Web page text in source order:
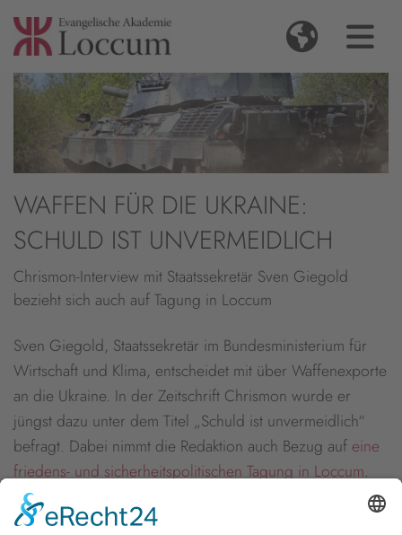
WAFFEN FÜR DIE UKRAINE:
SCHULD IST UNVERMEIDLICH
Chrismon-Interview mit Staatssekretär Sven Giegold
bezieht sich auch auf Tagung in Loccum
Sven Giegold, Staatssekretär im Bundesministerium für
Wirtschaft und Klima, entscheidet mit über Waffenexporte
an die Ukraine. In der Zeitschrift Chrismon wurde er
jüngst dazu unter dem Titel „Schuld ist unvermeidlich“
befragt. Dabei nimmt die Redaktion auch Bezug auf eine
friedens- und sicherheitspolitischen Tagung in Loccum.
Auch der
Tagung.